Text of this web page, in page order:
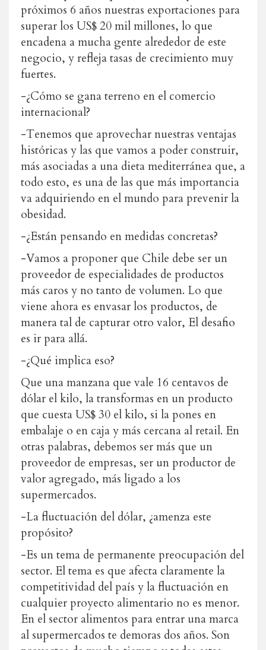
próximos 6 años nuestras exportaciones para
superar los US$ 20 mil millones, lo que
encadena a mucha gente alrededor de este
negocio, y refleja tasas de crecimiento muy
fuertes.
-¿Cómo se gana terreno en el comercio
internacional?
-Tenemos que aprovechar nuestras ventajas
históricas y las que vamos a poder construir,
más asociadas a una dieta mediterránea que, a
todo esto, es una de las que más importancia
va adquiriendo en el mundo para prevenir la
obesidad.
-¿Están pensando en medidas concretas?
-Vamos a proponer que Chile debe ser un
proveedor de especialidades de productos
más caros y no tanto de volumen. Lo que
viene ahora es envasar los productos, de
manera tal de capturar otro valor, El desafio
es ir para allá.
-¿Qué implica eso?
Que una manzana que vale 16 centavos de
dólar el kilo, la transformas en un producto
que cuesta US$ 30 el kilo, si la pones en
embalaje o en caja y más cercana al retail. En
otras palabras, debemos ser más que un
proveedor de empresas, ser un productor de
valor agregado, más ligado a los
supermercados.
-La fluctuación del dólar, ¿amenza este
propósito?
-Es un tema de permanente preocupación del
sector. El tema es que afecta claramente la
competitividad del país y la fluctuación en
cualquier proyecto alimentario no es menor.
En el sector alimentos para entrar una marca
al supermercados te demoras dos años. Son